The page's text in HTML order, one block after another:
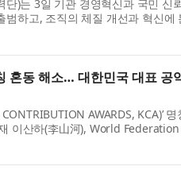
단)는 3일 기관 경영혁신과 국민 신
범하고, 조직의 체질 개선과 혁신에
흔들림 없는 사업 수행 의지도 밝
혼동 해소… 대한민국 대표 공
AWARDS, KCA)’
이산하(李山河), World
(회장 이치수)는 세계청년리더총